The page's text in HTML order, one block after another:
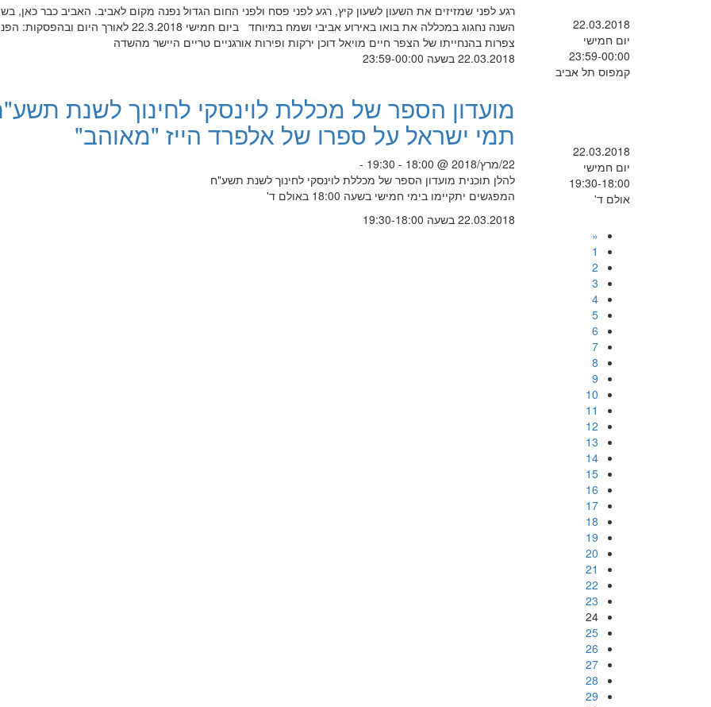
22.03.2018
יום חמישי
23:59-00:00
קמפוס תל אביב
רגע לפני שמזיזים את השעון לשעון קיץ, רגע לפני פסח ולפני החום הגדול נפנה מקום לאביב. האביב כבר כאן,
השנה נחגוג במכללה את בואו באירוע אביבי ושמח במיוחד ביום חמישי 22.3.2018 לאורך היום
צפרות בהנחייתו של הצפר חיים מויאל דוכן ירקות ופירות אורגניים טריים היישר מהשדה
22.03.2018 בשעה 23:59-00:00
22.03.2018
יום חמישי
19:30-18:00
אולם ד'
מועדון הספר של מכללת לוינסקי לחינוך לשנת
תמי ישראל על ספרו של אלפרד הייז "מאוהב"
22/מרץ/2018 @ 18:00 - 19:30 -
להלן תוכנית מועדון הספר של מכללת לוינסקי לחינוך לשנת תשע"ח
המפגשים יתקיימו בימי חמישי בשעה 18:00 באולם ד'
22.03.2018 בשעה 19:30-18:00
«
1
2
3
4
5
6
7
8
9
10
11
12
13
14
15
16
17
18
19
20
21
22
23
24
25
26
27
28
29